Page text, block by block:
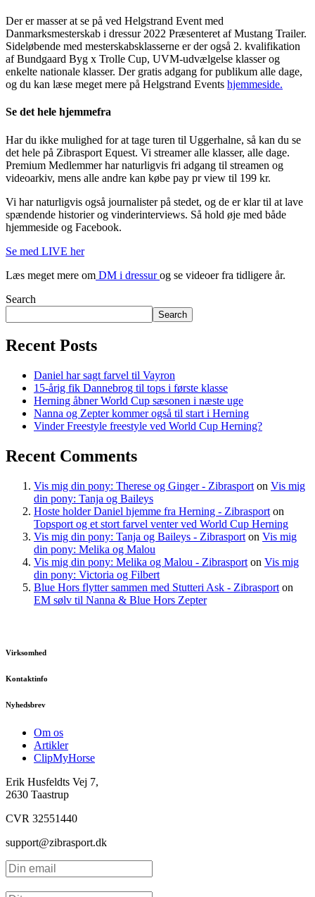
Der er masser at se på ved Helgstrand Event med
Danmarksmesterskab i dressur 2022 Præsenteret af Mustang Trailer.
Sideløbende med mesterskabsklasserne er der også 2. kvalifikation
af Bundgaard Byg x Trolle Cup, UVM-udvælgelse klasser og
enkelte nationale klasser. Der gratis adgang for publikum alle dage,
og du kan læse meget mere på Helgstrand Events hjemmeside.
Se det hele hjemmefra
Har du ikke mulighed for at tage turen til Uggerhalne, så kan du se
det hele på Zibrasport Equest. Vi streamer alle klasser, alle dage.
Premium Medlemmer har naturligvis fri adgang til streamen og
videoarkiv, mens alle andre kan købe pay pr view til 199 kr.
Vi har naturligvis også journalister på stedet, og de er klar til at lave
spændende historier og vinderinterviews. Så hold øje med både
hjemmeside og Facebook.
Se med LIVE her
Læs meget mere om DM i dressurog se videoer fra tidligere år.
Search
Search
Recent Posts
Daniel har sagt farvel til Vayron
15-årig fik Dannebrog til tops i første klasse
Herning åbner World Cup sæsonen i næste uge
Nanna og Zepter kommer også til start i Herning
Vinder Freestyle freestyle ved World Cup Herning?
Recent Comments
Vis mig din pony: Therese og Ginger - Zibrasport on Vis mig
din pony: Tanja og Baileys
Hoste holder Daniel hjemme fra Herning - Zibrasport on
Topsport og et stort farvel venter ved World Cup Herning
Vis mig din pony: Tanja og Baileys - Zibrasport on Vis mig
din pony: Melika og Malou
Vis mig din pony: Melika og Malou - Zibrasport on Vis mig
din pony: Victoria og Filbert
Blue Hors flytter sammen med Stutteri Ask - Zibrasport on
EM sølv til Nanna & Blue Hors Zepter
Virksomhed
Kontaktinfo
Nyhedsbrev
Om os
Artikler
ClipMyHorse
Erik Husfeldts Vej 7,
2630 Taastrup
CVR 32551440
support@zibrasport.dk